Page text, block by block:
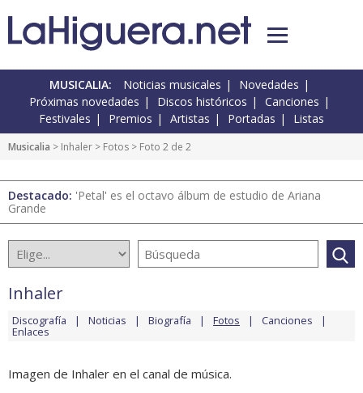
MUSICALIA: Noticias musicales
Novedades
Próximas novedades
Discos históricos
Canciones
Festivales
Premios Artistas Portadas Listas
Musicalia > Inhaler > Fotos > Foto 2 de 2
Destacado: 'Petal' es el octavo álbum de estudio de Ariana
Grande
Inhaler
Discografía Noticias Biografía Fotos Canciones
Enlaces
Imagen de Inhaler en el canal de música.